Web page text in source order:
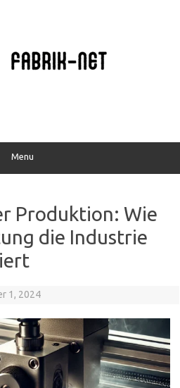
Menu
Produktion: Wie
die Industrie
1, 2024